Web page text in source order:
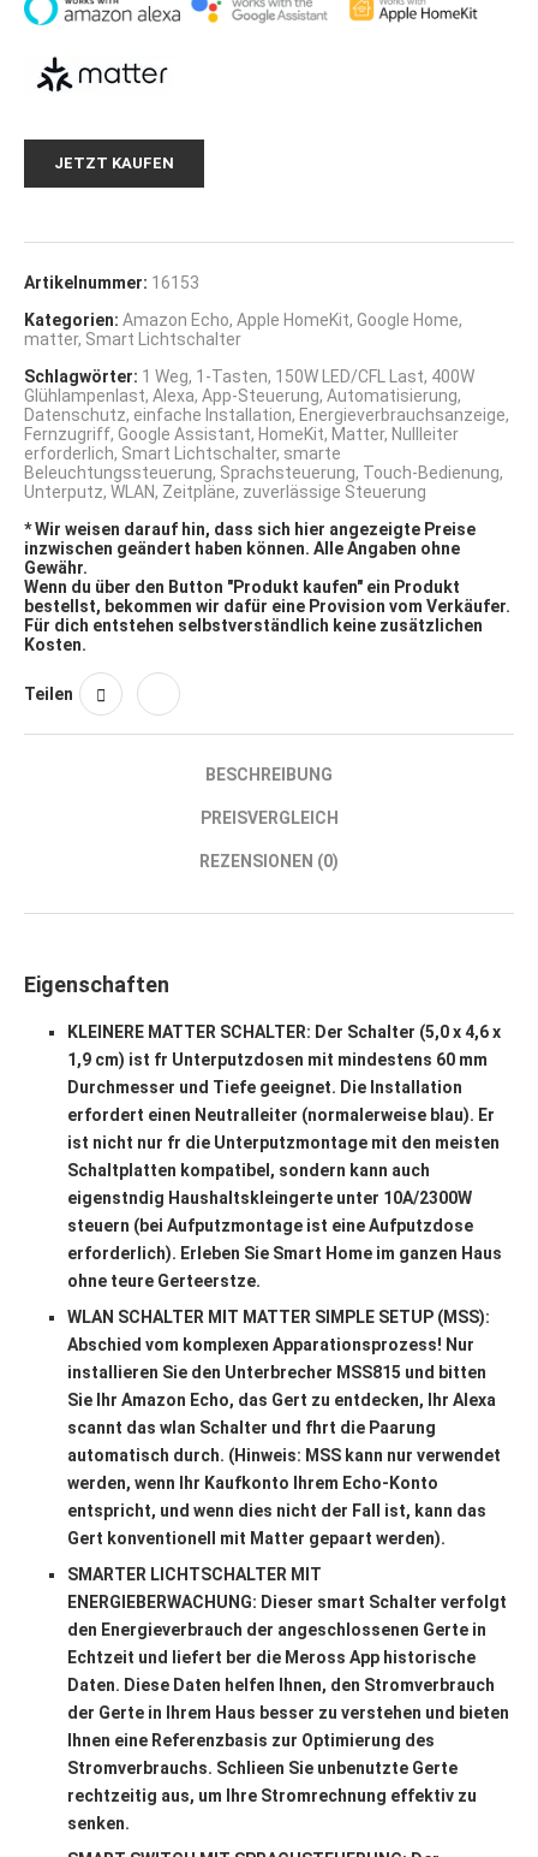
JETZT KAUFEN
Artikelnummer: 16153
Kategorien: Amazon Echo, Apple HomeKit, Google Home,
matter, Smart Lichtschalter
Schlagwörter: 1 Weg, 1-Tasten, 150W LED/CFL Last, 400W
Glühlampenlast, Alexa, App-Steuerung, Automatisierung,
Datenschutz, einfache Installation, Energieverbrauchsanzeige,
Fernzugriff, Google Assistant, HomeKit, Matter, Nullleiter
erforderlich, Smart Lichtschalter, smarte
Beleuchtungssteuerung, Sprachsteuerung, Touch-Bedienung,
Unterputz, WLAN, Zeitpläne, zuverlässige Steuerung
* Wir weisen darauf hin, dass sich hier angezeigte Preise
inzwischen geändert haben können. Alle Angaben ohne
Gewähr.
Wenn du über den Button "Produkt kaufen" ein Produkt
bestellst, bekommen wir dafür eine Provision vom Verkäufer.
Für dich entstehen selbstverständlich keine zusätzlichen
Kosten.
Teilen
BESCHREIBUNG
PREISVERGLEICH
REZENSIONEN (0)
Eigenschaften
KLEINERE MATTER SCHALTER: Der Schalter (5,0 x 4,6 x
1,9 cm) ist fr Unterputzdosen mit mindestens 60 mm
Durchmesser und Tiefe geeignet. Die Installation
erfordert einen Neutralleiter (normalerweise blau). Er
ist nicht nur fr die Unterputzmontage mit den meisten
Schaltplatten kompatibel, sondern kann auch
eigenstndig Haushaltskleingerte unter 10A/2300W
steuern (bei Aufputzmontage ist eine Aufputzdose
erforderlich). Erleben Sie Smart Home im ganzen Haus
ohne teure Gerteerstze.
WLAN SCHALTER MIT MATTER SIMPLE SETUP (MSS):
Abschied vom komplexen Apparationsprozess! Nur
installieren Sie den Unterbrecher MSS815 und bitten
Sie Ihr Amazon Echo, das Gert zu entdecken, Ihr Alexa
scannt das wlan Schalter und fhrt die Paarung
automatisch durch. (Hinweis: MSS kann nur verwendet
werden, wenn Ihr Kaufkonto Ihrem Echo-Konto
entspricht, und wenn dies nicht der Fall ist, kann das
Gert konventionell mit Matter gepaart werden).
SMARTER LICHTSCHALTER MIT
ENERGIEBERWACHUNG: Dieser smart Schalter verfolgt
den Energieverbrauch der angeschlossenen Gerte in
Echtzeit und liefert ber die Meross App historische
Daten. Diese Daten helfen Ihnen, den Stromverbrauch
der Gerte in Ihrem Haus besser zu verstehen und bieten
Ihnen eine Referenzbasis zur Optimierung des
Stromverbrauchs. Schlieen Sie unbenutzte Gerte
rechtzeitig aus, um Ihre Stromrechnung effektiv zu
senken.